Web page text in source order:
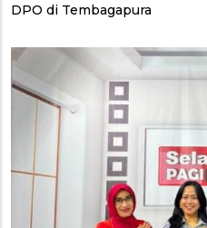
DPO di Tembagapura